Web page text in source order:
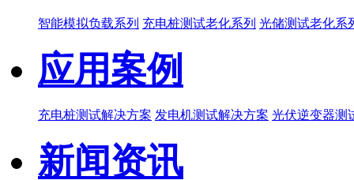
智能模拟负载系列 充电桩测试老化系列 光储测试老化系
应用案例
充电桩测试解决方案 发电机测试解决方案 光伏逆变器测
新闻资讯